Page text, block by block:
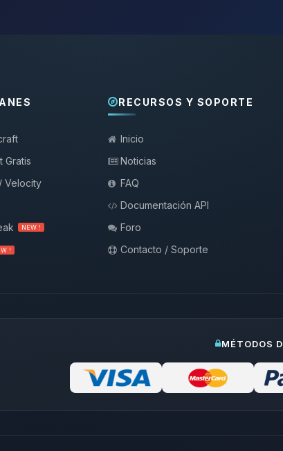
Gratis
Velocity
NEW !
!
RECURSOS Y SOPORTE
Inicio
Noticias
FAQ
Documentación API
Foro
Contacto / Soporte
MÉTODOS